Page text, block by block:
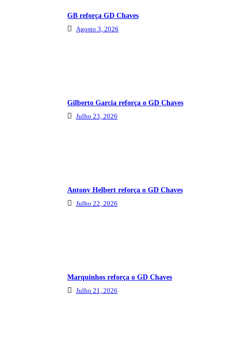
GB reforça GD Chaves
Agosto 3, 2026
Gilberto Garcia reforça o GD Chaves
Julho 23, 2026
Antony Helbert reforça o GD Chaves
Julho 22, 2026
Marquinhos reforça o GD Chaves
Julho 21, 2026